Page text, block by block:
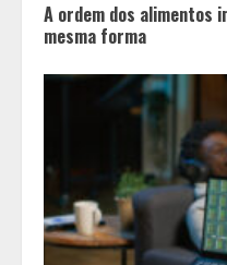
A ordem dos alimentos
mesma forma